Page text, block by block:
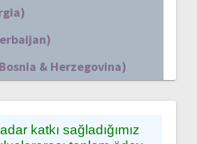
& Herzegovina)
katkı sağladığımız